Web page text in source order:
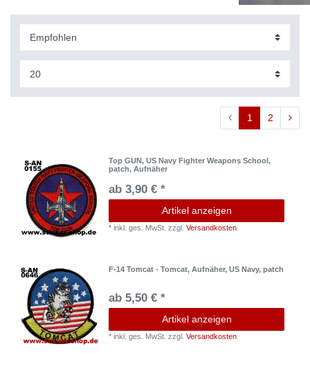
1 2
Top GUN, US Navy Fighter Weapons School,
patch, Aufnäher
ab 3,90 € *
Artikel anzeigen
*inkl. ges. MwSt. zzgl.Versandkosten
F-14 Tomcat - Tomcat, Aufnäher, US Navy, patch
ab 5,50 € *
Artikel anzeigen
*inkl. ges. MwSt. zzgl.Versandkosten